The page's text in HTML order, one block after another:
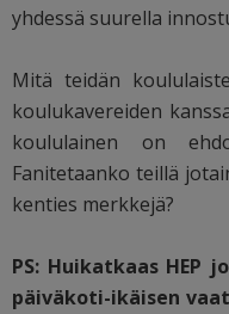
yhdessä suurella
Mitä teidän
koulukavereiden
koululainen on
Fanitetaanko teillä
kenties merkkejä?
PS: Huikatkaas HEP
päiväkoti-ikäisen